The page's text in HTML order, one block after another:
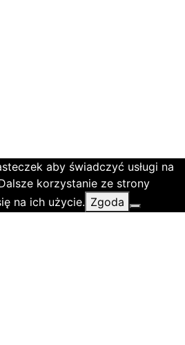
aby świadczyć usługi na
korzystanie ze strony
na ich użycie. Zgoda